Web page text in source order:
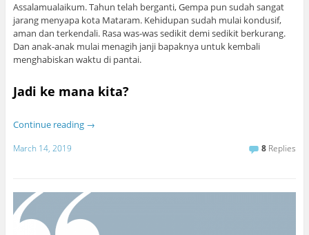
Assalamualaikum. Tahun telah berganti, Gempa pun sudah sangat
jarang menyapa kota Mataram. Kehidupan sudah mulai kondusif,
aman dan terkendali. Rasa was-was sedikit demi sedikit berkurang.
Dan anak-anak mulai menagih janji bapaknya untuk kembali
menghabiskan waktu di pantai.
Jadi ke mana kita?
Continue reading →
March 14, 2019 8 Replies